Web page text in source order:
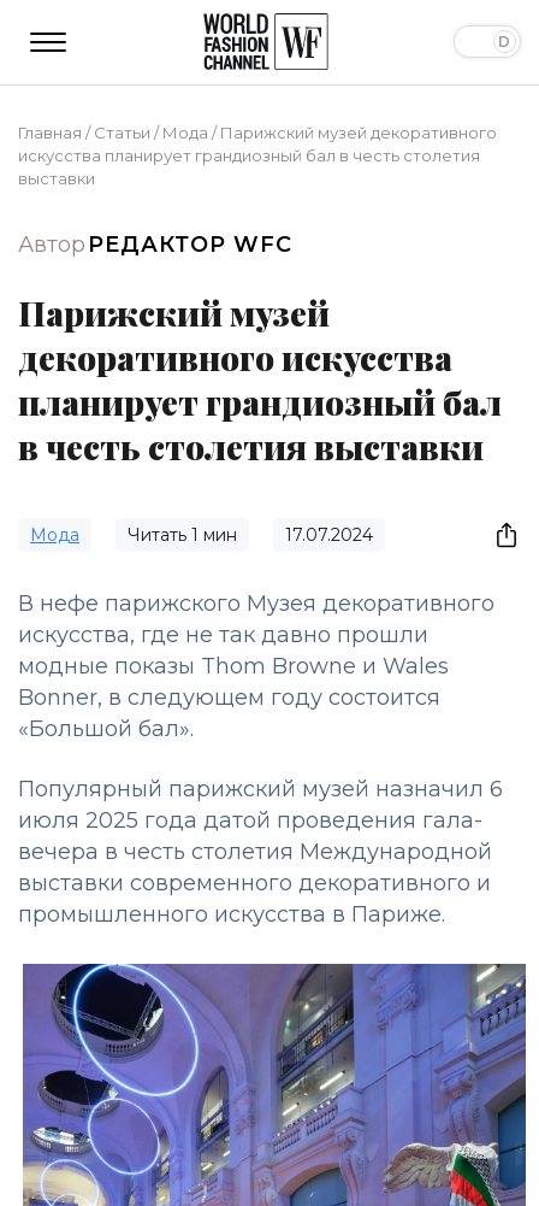
Главная /Статьи /Мода /Парижский музей декоративного
искусства планирует грандиозный бал в честь столетия
выставки
Автор РЕДАКТОР WFC
Парижский музей
декоративного искусства
планирует грандиозный бал
в честь столетия выставки
Мода Читать 1 мин 17.07.2024
В нефе парижского Музея декоративного
искусства, где не так давно прошли
модные показы Thom Browne и Wales
Bonner, в следующем году состоится
«Большой бал».
Популярный парижский музей назначил 6
июля 2025 года датой проведения гала-
вечера в честь столетия Международной
выставки современного декоративного и
промышленного искусства в Париже.